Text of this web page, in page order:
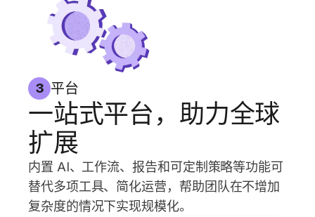
3 平台
一站式平台，助力全球
扩展
内置 AI、工作流、报告和可定制策略等功能可
替代多项工具、简化运营，帮助团队在不增加
复杂度的情况下实现规模化。